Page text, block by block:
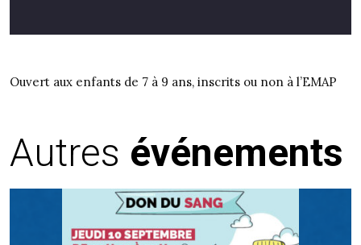
Ouvert aux enfants de 7 à 9 ans, inscrits ou non à l’EMAP
Autres événements